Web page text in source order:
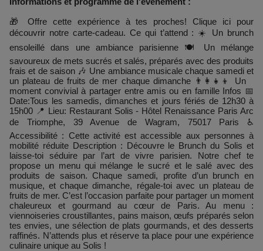
🎁 Offre cette expérience à tes proches! Clique ici pour
découvrir notre carte-cadeau. Ce qui t’attend : ☀️ Un brunch
ensoleillé dans une ambiance parisienne 🍽️ Un mélange
savoureux de mets sucrés et salés, préparés avec des produits
frais et de saison 🎶 Une ambiance musicale chaque samedi et
un plateau de fruits de mer chaque dimanche 👨‍👩‍👧‍👦 Un
moment convivial à partager entre amis ou en famille Infos 📅
Date:Tous les samedis, dimanches et jours fériés de 12h30 à
15h00 📍 Lieu: Restaurant Solis - Hôtel Renaissance Paris Arc
de Triomphe, 39 Avenue de Wagram, 75017 Paris ♿
Accessibilité : Cette activité est accessible aux personnes à
mobilité réduite Description : Découvre le Brunch du Solis et
laisse-toi séduire par l’art de vivre parisien. Notre chef te
propose un menu qui mélange le sucré et le salé avec des
produits de saison. Chaque samedi, profite d’un brunch en
musique, et chaque dimanche, régale-toi avec un plateau de
fruits de mer. C’est l’occasion parfaite pour partager un moment
chaleureux et gourmand au cœur de Paris. Au menu :
viennoiseries croustillantes, pains maison, œufs préparés selon
tes envies, une sélection de plats gourmands, et des desserts
raffinés. N’attends plus et réserve ta place pour une expérience
culinaire unique au Solis !